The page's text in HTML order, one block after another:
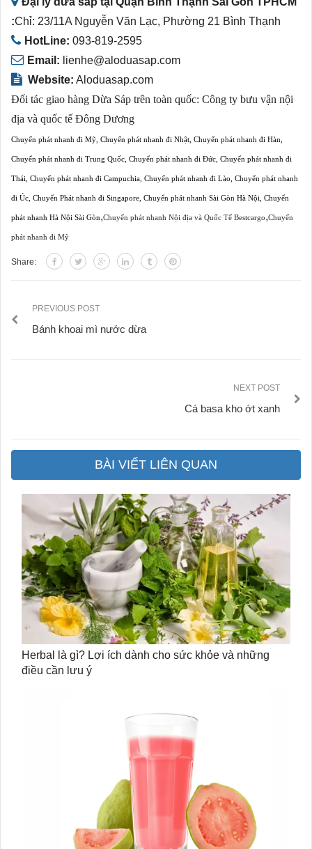
:Chỉ: 23/11A Nguyễn Văn Lạc, Phường 21 Bình Thạnh
HotLine: 093-819-2595
Email: lienhe@aloduasap.com
Website: Aloduasap.com
Đối tác giao hàng Dừa Sáp trên toàn quốc: Công ty bưu vận nội
địa và quốc tế Đông Dương
Chuyển phát nhanh đi Mỹ Chuyển phát nhanh đi Nhật Chuyển phát nhanh đi Hàn
Chuyển phát nhanh đi Trung Quốc Chuyển phát nhanh đi Đức Chuyển phát nhanh đi
Thái Chuyển phát nhanh đi Campuchia Chuyển phát nhanh đi Lào Chuyển phát nhanh
đi Úc Chuyển Phát nhanh đi Singapore Chuyển phát nhanh Sài Gòn Hà Nội Chuyển
phát nhanh Hà Nội Sài Gòn,Chuyển phát nhanh Nội địa và Quốc Tế Bestcargo,Chuyển
phát nhanh đi Mỹ
Share:
PREVIOUS POST
Bánh khoai mì nước dừa
NEXT POST
Cá basa kho ớt xanh
BÀI VIẾT LIÊN QUAN
Herbal là gì? Lợi ích dành cho sức khỏe và những
điều cần lưu ý